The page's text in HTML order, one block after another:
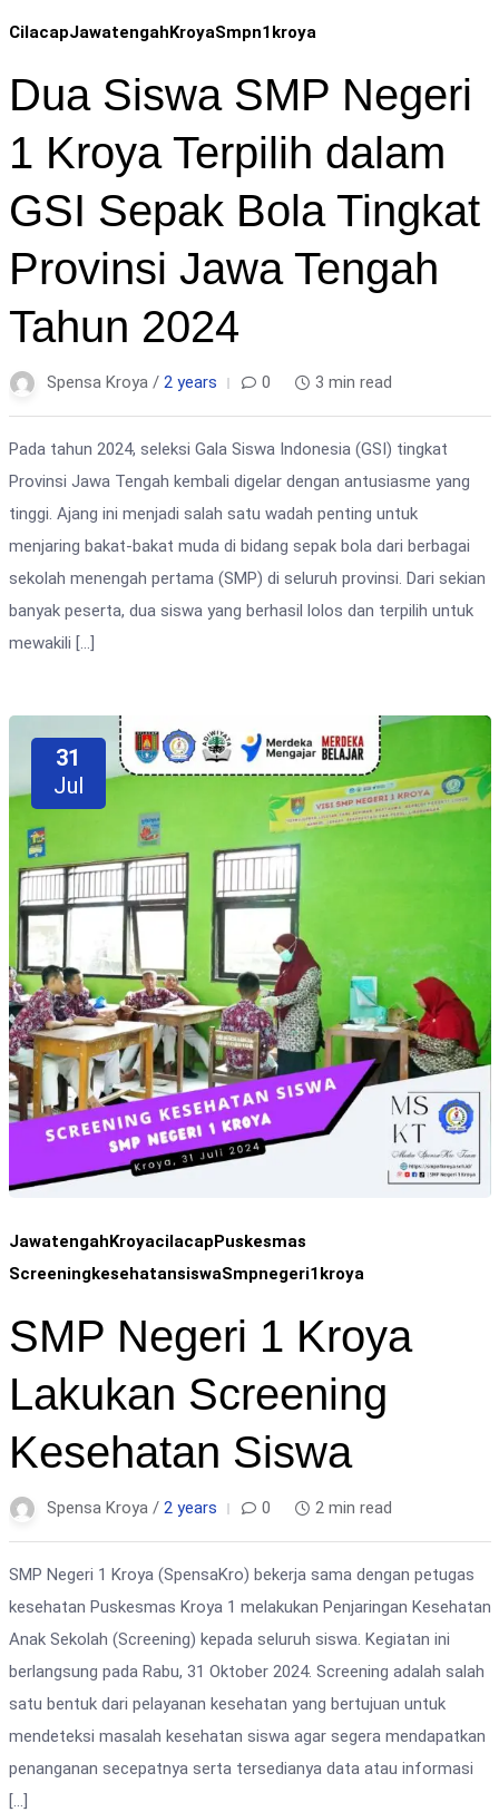
CilacapJawatengahKroyaSmpn1kroya
Dua Siswa SMP Negeri
1 Kroya Terpilih dalam
GSI Sepak Bola Tingkat
Provinsi Jawa Tengah
Tahun 2024
Spensa Kroya / 2 years 0 3 min read
Pada tahun 2024, seleksi Gala Siswa Indonesia (GSI) tingkat
Provinsi Jawa Tengah kembali digelar dengan antusiasme yang
tinggi. Ajang ini menjadi salah satu wadah penting untuk
menjaring bakat-bakat muda di bidang sepak bola dari berbagai
sekolah menengah pertama (SMP) di seluruh provinsi. Dari sekian
banyak peserta, dua siswa yang berhasil lolos dan terpilih untuk
mewakili […]
31
Jul
JawatengahKroyacilacapPuskesmas
ScreeningkesehatansiswaSmpnegeri1kroya
SMP Negeri 1 Kroya
Lakukan Screening
Kesehatan Siswa
Spensa Kroya / 2 years 0 2 min read
SMP Negeri 1 Kroya (SpensaKro) bekerja sama dengan petugas
kesehatan Puskesmas Kroya 1 melakukan Penjaringan Kesehatan
Anak Sekolah (Screening) kepada seluruh siswa. Kegiatan ini
berlangsung pada Rabu, 31 Oktober 2024. Screening adalah salah
satu bentuk dari pelayanan kesehatan yang bertujuan untuk
mendeteksi masalah kesehatan siswa agar segera mendapatkan
penanganan secepatnya serta tersedianya data atau informasi
[…]